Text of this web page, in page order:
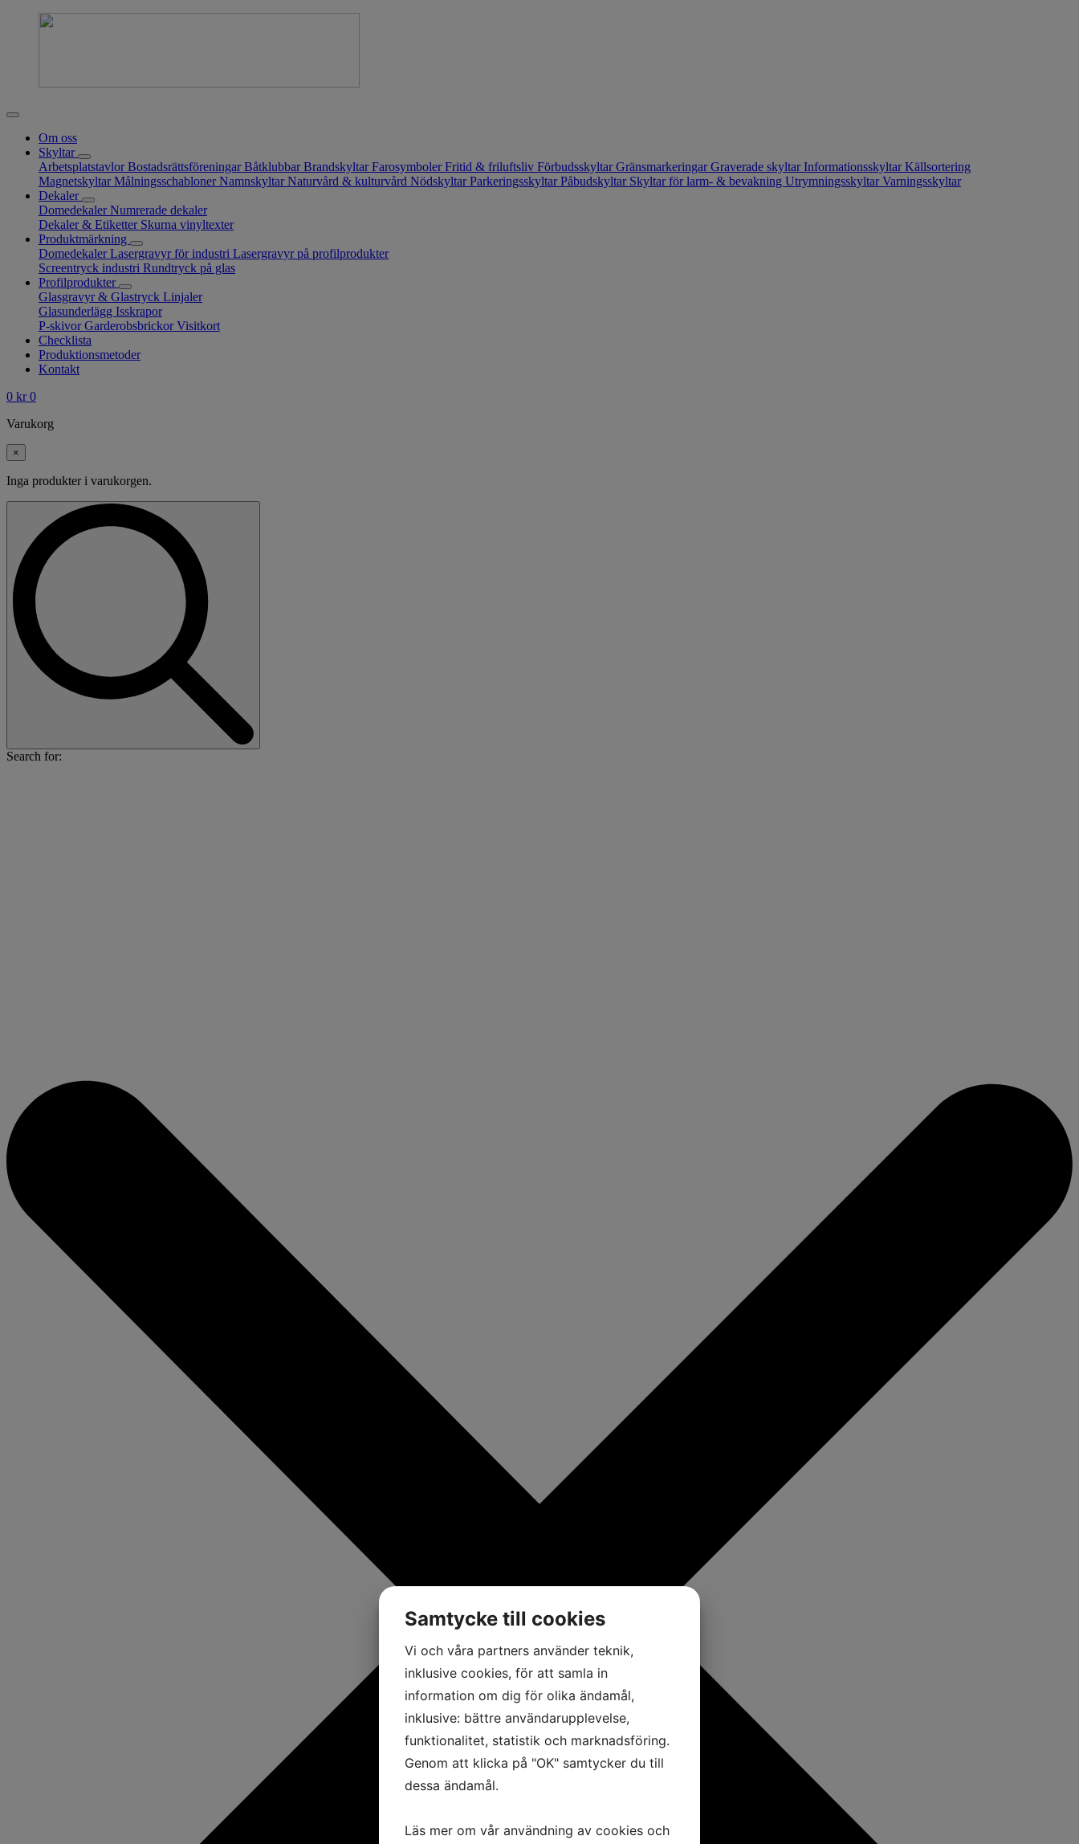
Om oss
Skyltar
ArbetsplatstavlorBostadsrättsföreningarBåtklubbarBrandskyltarFarosymbolerFritid & friluftsliv FörbudsskyltarGränsmarkeringarGraverade skyltarInformationsskyltarKällsortering
MagnetskyltarMålningsschablonerNamnskyltarNaturvård & kulturvård NödskyltarParkeringsskyltarPåbudskyltar Skyltar för larm- & bevakning UtrymningsskyltarVarningsskyltar
Dekaler
DomedekalerNumrerade dekaler
Dekaler & Etiketter Skurna vinyltexter
Produktmärkning
DomedekalerLasergravyr för industri Lasergravyr på profilprodukter
Screentryck industri Rundtryck på glas
Profilprodukter
Glasgravyr & Glastryck Linjaler
Glasunderlägg Isskrapor
P-skivorGarderobsbrickorVisitkort
Checklista
Produktionsmetoder
Kontakt
0 kr 0
Varukorg
×
Inga produkter i varukorgen.
Search for:
Samtycke till cookies
Vi och våra partners använder teknik,
inklusive cookies, för att samla in
information om dig för olika ändamål,
inklusive: bättre användarupplevelse,
funktionalitet, statistik och marknadsföring.
Genom att klicka på "OK" samtycker du till
dessa ändamål.
Läs mer om vår användning av cookies och